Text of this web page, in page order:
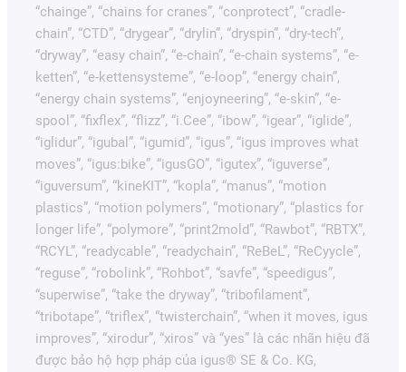
“chainge”, “chains for cranes”, “conprotect”, “cradle-
chain”, “CTD”, “drygear”, “drylin”, “dryspin”, “dry-tech”,
“dryway”, “easy chain”, “e-chain”, “e-chain systems”, “e-
ketten”, “e-kettensysteme”, “e-loop”, “energy chain”,
“energy chain systems”, “enjoyneering”, “e-skin”, “e-
spool”, “fixflex”, “flizz”, “i.Cee”, “ibow”, “igear”, “iglide”,
“iglidur”, “igubal”, “igumid”, “igus”, “igus improves what
moves”, “igus:bike”, “igusGO”, “igutex”, “iguverse”,
“iguversum”, “kineKIT”, “kopla”, “manus”, “motion
plastics”, “motion polymers”, “motionary”, “plastics for
longer life”, “polymore”, “print2mold”, “Rawbot”, “RBTX”,
“RCYL”, “readycable”, “readychain”, “ReBeL”, “ReCyycle”,
“reguse”, “robolink”, “Rohbot”, “savfe”, “speedigus”,
“superwise”, “take the dryway”, “tribofilament”,
“tribotape”, “triflex”, “twisterchain”, “when it moves, igus
improves”, “xirodur”, “xiros” và “yes” là các nhãn hiệu đã
được bảo hộ hợp pháp của igus® SE & Co. KG,